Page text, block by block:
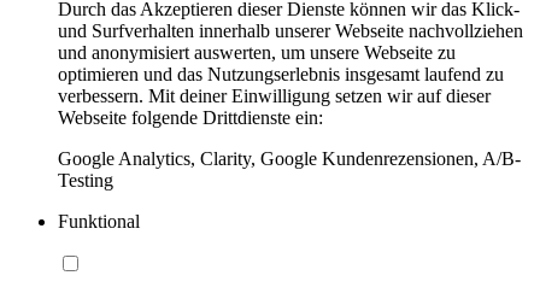
Durch das Akzeptieren dieser Dienste können wir das Klick-
und Surfverhalten innerhalb unserer Webseite nachvollziehen
und anonymisiert auswerten, um unsere Webseite zu
optimieren und das Nutzungserlebnis insgesamt laufend zu
verbessern. Mit deiner Einwilligung setzen wir auf dieser
Webseite folgende Drittdienste ein:
Google Analytics, Clarity, Google Kundenrezensionen, A/B-
Testing
Funktional